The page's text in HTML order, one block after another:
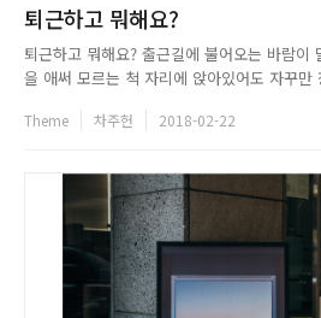
퇴근하고 뭐해요?
퇴근하고 뭐해요? 출근길에 불어오는 바람이
을 애써 모르는 척 자리에 앉아있어도 자꾸
다. 그렇게 한참을 걷고 있자니, 차게 느껴지
Theme 차주헌 2018-02-22